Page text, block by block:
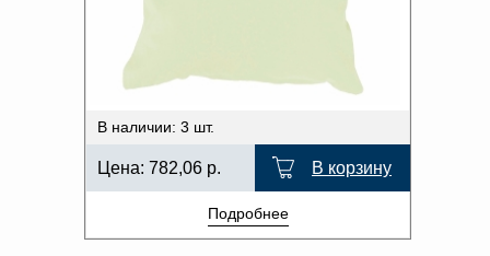
В наличии: 3 шт.
Цена: 782,06 р. В корзину
Подробнее